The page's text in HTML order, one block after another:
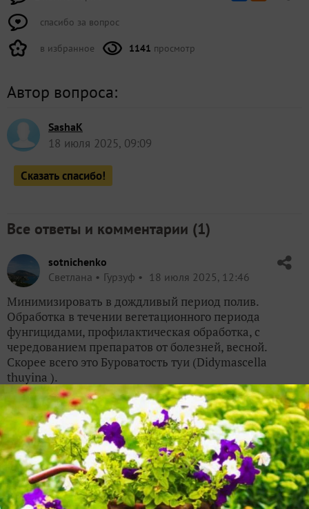
спасибо за вопрос
в избранное 1141 просмотр
Автор вопроса:
SashaK
18 июля 2025, 09:09
Сказать спасибо!
Все ответы и комментарии (1)
sotnichenko
Светлана
Гурзуф 18 июля 2025, 12:46
Минимизировать в дождливый период полив.
Обработка в течении вегетационного периода
фунгицидами, профилактическая обработка, с
чередованием препаратов от болезней, весной.
Скорее всего это Буроватость туи (Didymascella
thuyina ).